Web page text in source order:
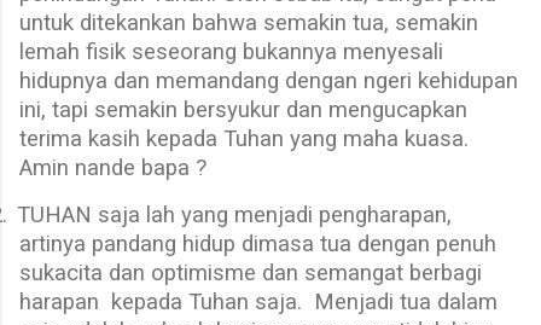
untuk ditekankan bahwa semakin tua, semakin
lemah fisik seseorang bukannya menyesali
hidupnya dan memandang dengan ngeri kehidupan
ini, tapi semakin bersyukur dan mengucapkan
terima kasih kepada Tuhan yang maha kuasa.
Amin nande bapa ?
TUHAN saja lah yang menjadi pengharapan,
artinya pandang hidup dimasa tua dengan penuh
sukacita dan optimisme dan semangat berbagi
harapan kepada Tuhan saja. Menjadi tua dalam